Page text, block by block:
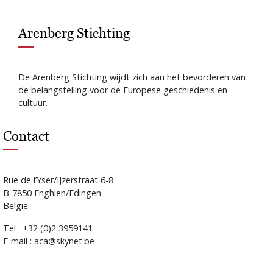
Arenberg Stichting
De Arenberg Stichting wijdt zich aan het bevorderen van
de belangstelling voor de Europese geschiedenis en
cultuur.
Contact
Rue de l’Yser/IJzerstraat 6-8
B-7850 Enghien/Edingen
België
Tel : +32 (0)2 3959141
E-mail : aca@skynet.be